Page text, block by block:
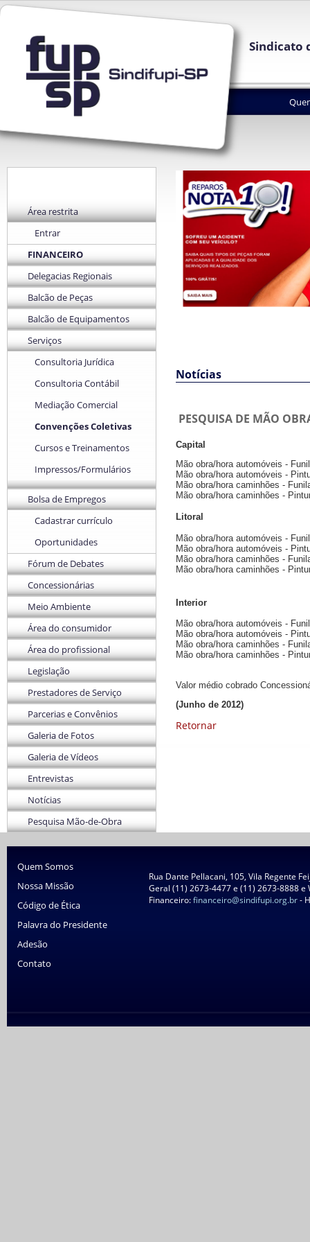
Sindicato
Área restrita
Entrar
FINANCEIRO
Delegacias Regionais
Balcão de Peças
Balcão de Equipamentos
Serviços
Consultoria Jurídica
Consultoria Contábil
Mediação Comercial
Convenções Coletivas
Cursos e Treinamentos
Impressos/Formulários
Bolsa de Empregos
Cadastrar currículo
Oportunidades
Fórum de Debates
Concessionárias
Meio Ambiente
Área do consumidor
Área do profissional
Legislação
Prestadores de Serviço
Parcerias e Convênios
Galeria de Fotos
Galeria de Vídeos
Entrevistas
Notícias
Pesquisa Mão-de-Obra
Notícias
PESQUISA DE MÃO
Capital
Mão obra/hora automóveis -
Mão obra/hora automóveis -
Mão obra/hora caminhões -
Mão obra/hora caminhões -
Litoral
Mão obra/hora automóveis -
Mão obra/hora automóveis -
Mão obra/hora caminhões -
Mão obra/hora caminhões -
Interior
Mão obra/hora automóveis -
Mão obra/hora automóveis -
Mão obra/hora caminhões -
Mão obra/hora caminhões -
Valor médio cobrado
(Junho de 2012)
Retornar
Quem Somos
Nossa Missão
Código de Ética
Palavra do Presidente
Adesão
Contato
Rua Dante Pellacani, 105, Vila Regente
Geral (11) 2673-4477 e (11) 2673-8888
Financeiro:financeiro@sindifupi.org.br-